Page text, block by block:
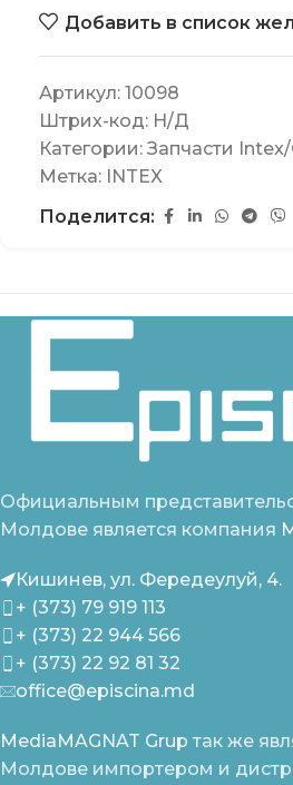
Добавить в список
Артикул: 10098
Штрих-код: Н/Д
Категории: Запчасти
Метка:
INTEX
Поделится:
Официальным
Молдове является компания
Кишинев, ул. Фередеулуй, 4.
+ (373) 79 919 113
+ (373) 22 944 566
+ (373) 22 92 81 32
office@episcina.md
MediaMAGNAT Grup так же
Молдове импортером и